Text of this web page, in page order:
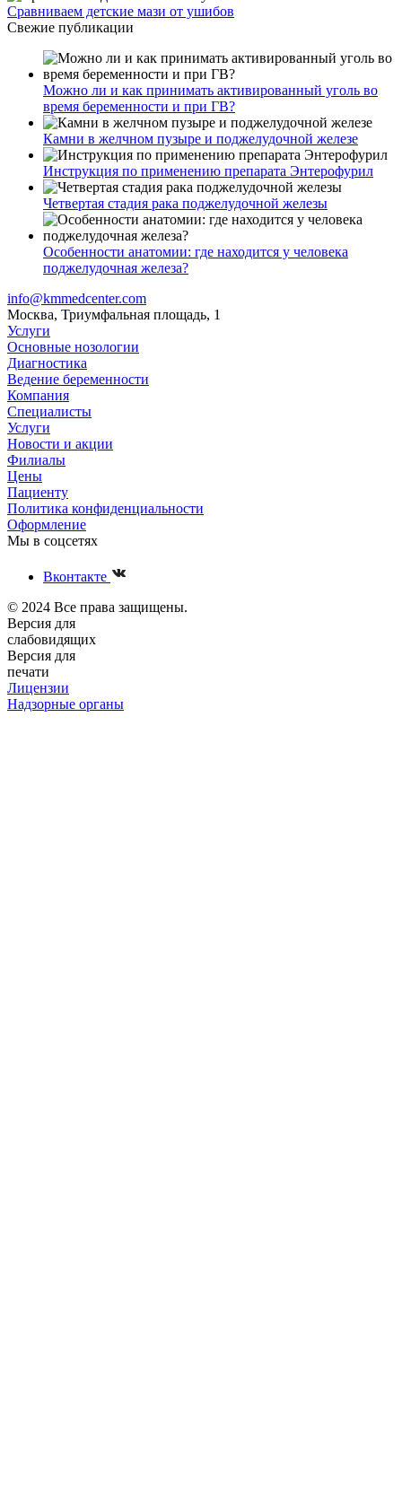
Сравниваем детские мази от ушибов
Свежие публикации
Можно ли и как принимать активированный уголь во
время беременности и при ГВ?
Камни в желчном пузыре и поджелудочной железе
Инструкция по применению препарата Энтерофурил
Четвертая стадия рака поджелудочной железы
Особенности анатомии: где находится у человека
поджелудочная железа?
info@kmmedcenter.com
Москва, Триумфальная площадь, 1
Услуги
Основные нозологии
Диагностика
Ведение беременности
Компания
Специалисты
Услуги
Новости и акции
Филиалы
Цены
Пациенту
Политика конфиденциальности
Оформление
Мы в соцсетях
Вконтакте
© 2024 Все права защищены.
Версия для
слабовидящих
Версия для
печати
Лицензии
Надзорные органы